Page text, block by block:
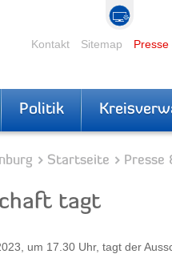
Kontakt Sitemap Presse
Politik
Startseite Presse
tagt
um 17.30 Uhr, tagt der